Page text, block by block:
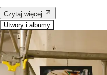
Czytaj więcej
Utwory i albumy